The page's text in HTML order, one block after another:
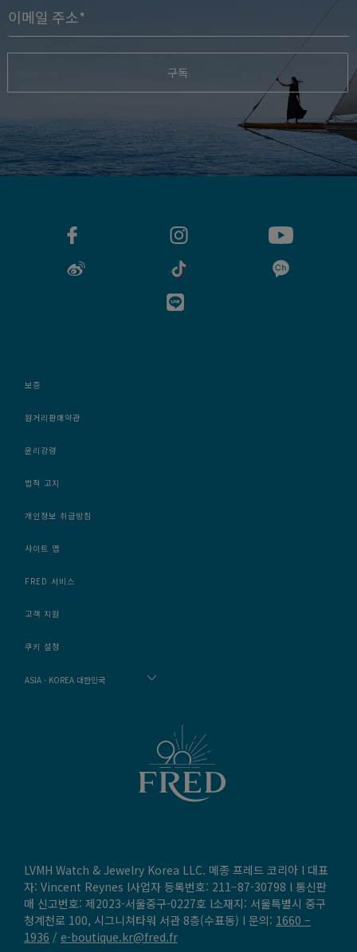
구독
보증
원거리판매약관
윤리강령
법적 고지
개인정보 취급방침
사이트 맵
FRED 서비스
고객 지원
쿠키 설정
ASIA - KOREA 대한민국
LVMH Watch & Jewelry Korea LLC. 메종 프레드 코리아 l 대표
자: Vincent Reynes l사업자 등록번호: 211–87-30798 l 통신판
매 신고번호: 제2023-서울중구-0227호 l소재지: 서울특별시 중구
청계천로 100, 시그니쳐타워 서관 8층(수표동) l 문의: 1660 –
1936 / e-boutique.kr@fred.fr